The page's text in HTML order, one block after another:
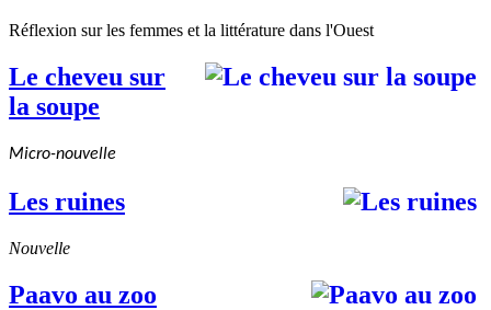
Réflexion sur les femmes et la littérature dans l'Ouest
Le cheveu sur
la soupe
Micro-nouvelle
Les ruines
Nouvelle
Paavo au zoo